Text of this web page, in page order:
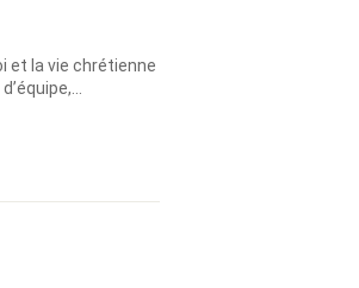
et la vie chrétienne